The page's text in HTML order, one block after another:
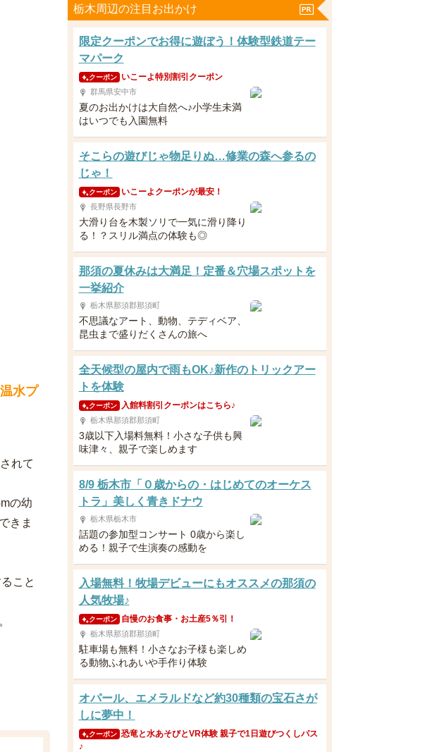
水プ
れて
の幼
きま
こと
栃木周辺の注目お出かけ
限定クーポンでお得に遊ぼう！体験型鉄道テー
マパーク
クーポン いこーよ特別割引クーポン
群馬県安中市
夏のお出かけは大自然へ♪小学生未満
はいつでも入園無料
そこらの遊びじゃ物足りぬ…修業の森へ参るの
じゃ！
クーポン いこーよクーポンが最安！
長野県長野市
大滑り台を木製ソリで一気に滑り降り
る！？スリル満点の体験も◎
那須の夏休みは大満足！定番＆穴場スポットを
一挙紹介
栃木県那須郡那須町
不思議なアート、動物、テディベア、
昆虫まで盛りだくさんの旅へ
全天候型の屋内で雨もOK♪新作のトリックアー
トを体験
クーポン 入館料割引クーポンはこちら♪
栃木県那須郡那須町
3歳以下入場料無料！小さな子供も興
味津々、親子で楽しめます
8/9 栃木市「０歳からの・はじめてのオーケス
トラ」美しく青きドナウ
栃木県栃木市
話題の参加型コンサート 0歳から楽し
める！親子で生演奏の感動を
入場無料！牧場デビューにもオススメの那須の
人気牧場♪
クーポン 自慢のお食事・お土産5％引！
栃木県那須郡那須町
駐車場も無料！小さなお子様も楽しめ
る動物ふれあいや手作り体験
オパール、エメラルドなど約30種類の宝石さが
しに夢中！
クーポン 恐竜と水あそびとVR体験 親子で1日遊びつくしパス
♪